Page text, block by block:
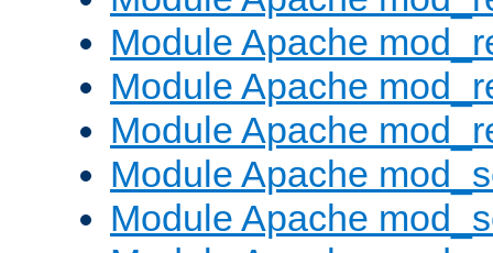
Module Apache
Module Apache
Module Apache
Module Apache
Module Apache